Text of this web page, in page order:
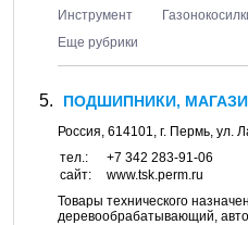
Инструмент
Еще рубрики
ПОДШИПНИКИ,
Россия, 614101, г. Пермь, ул.
тел.:
+7 342 283-91-06
сайт:
www.tsk.perm.ru
Товары технического
деревообрабатывающий,